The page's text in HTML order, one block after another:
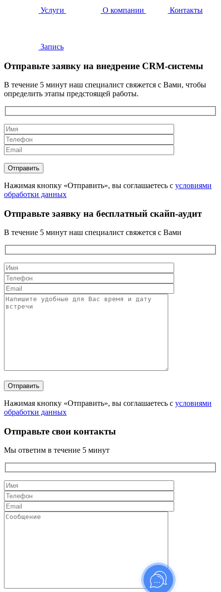
Услуги О компании Контакты
Запись
Отправьте заявку на внедрение CRM-системы
В течение 5 минут наш специалист свяжется с Вами, чтобы
определить этапы предстоящей работы.
Нажимая кнопку «Отправить», вы соглашаетесь с условиями
обработки данных
Отправьте заявку на бесплатный скайп-аудит
В течение 5 минут наш специалист свяжется с Вами
Нажимая кнопку «Отправить», вы соглашаетесь с условиями
обработки данных
Отправьте свои контакты
Мы ответим в течение 5 минут